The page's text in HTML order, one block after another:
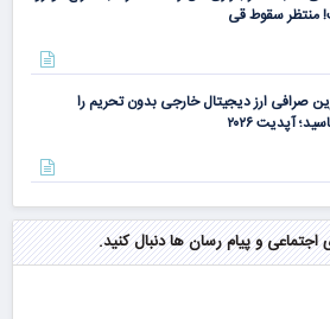
منتظر سقوط قی
صرافی ارز دیجیتال خارجی بدون تحریم را
آپدیت ۲۰۲۶
اجتماعی و پیام رسان ها دنبال کنید.